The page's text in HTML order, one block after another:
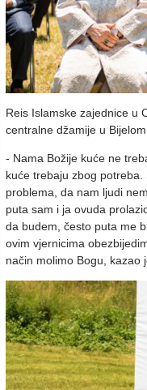
Reis Islamske zajednice u
centralne džamije u
- Nama Božije kuće ne
kuće trebaju zbog
problema, da nam ljudi
puta sam i ja ovuda
da budem, često puta me
ovim vjernicima
način molimo Bogu, kazao